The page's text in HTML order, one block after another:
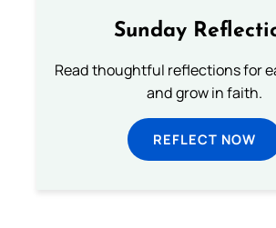
Sunday
Read thoughtful reflections for
and grow in faith.
REFLECT NOW